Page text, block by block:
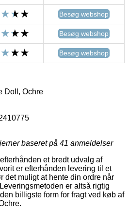
Besøg webshop
Besøg webshop
Besøg webshop
Doll, Ochre
baseret på 41 anmeldelser
et bredt udvalg af
er efterhånden levering til et
det muligt at hente din ordre når
er altså rigtig
billigste form for fragt ved køb af